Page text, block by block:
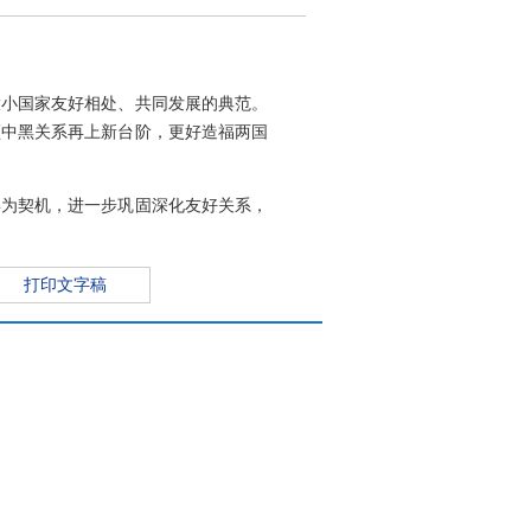
国家友好相处、共同发展的典范。
黑关系再上新台阶，更好造福两国
契机，进一步巩固深化友好关系，
打印文字稿